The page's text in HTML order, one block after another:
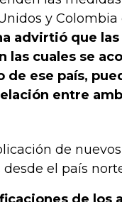
y
advirtió que
las cuales se
de ese país,
entre
de
el país